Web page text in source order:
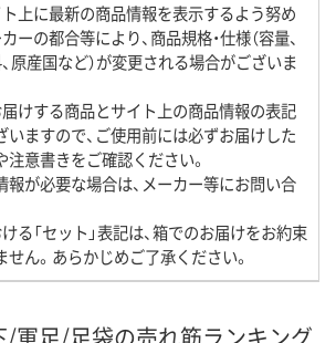
ト上に最新の商品情報を表示するよう努め
ーの都合等により、商品規格・仕様（容量、
原産国など）が変更される場合がございま
届けする商品とサイト上の商品情報の表記
いますので、ご使用前には必ずお届けした
意書きをご確認ください。
報が必要な場合は、メーカー等にお問い合
る「セット」表記は、箱でのお届けをお約束
ん。あらかじめご了承ください。